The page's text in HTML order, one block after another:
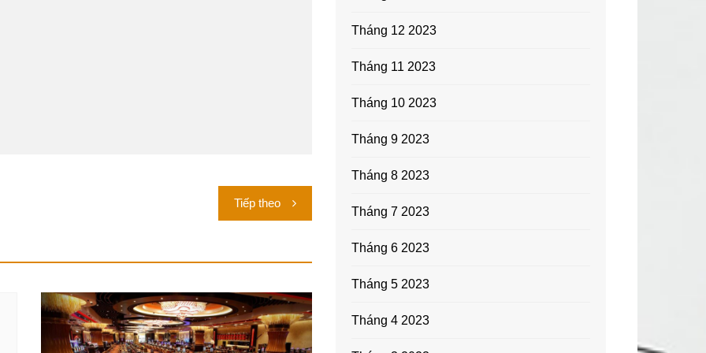
Tiếp theo
Tháng 12 2023
Tháng 11 2023
Tháng 10 2023
Tháng 9 2023
Tháng 8 2023
Tháng 7 2023
Tháng 6 2023
Tháng 5 2023
Tháng 4 2023